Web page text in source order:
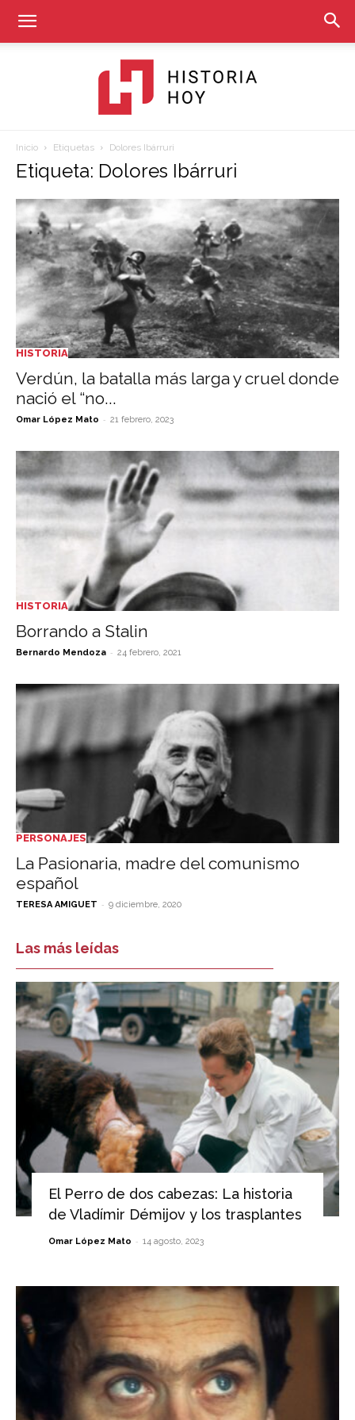
Inicio Etiquetas Dolores Ibárruri
Etiqueta: Dolores Ibárruri
HISTORIA
Verdún, la batalla más larga y cruel donde
nació el “no...
Omar López Mato - 21 febrero, 2023
HISTORIA
Borrando a Stalin
Bernardo Mendoza - 24 febrero, 2021
PERSONAJES
La Pasionaria, madre del comunismo
español
TERESA AMIGUET - 9 diciembre, 2020
Las más leídas
El Perro de dos cabezas: La historia
de Vladímir Démijov y los trasplantes
Omar López Mato - 14 agosto, 2023